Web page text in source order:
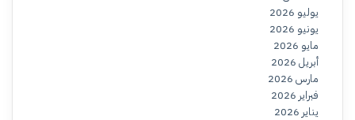
يوليو 2026
يونيو 2026
مايو 2026
أبريل 2026
مارس 2026
فبراير 2026
يناير 2026